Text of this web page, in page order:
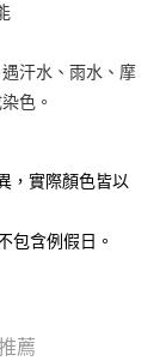
行
行
汗水、雨水、摩
色。
，實際顏色皆以
包含例假日。
薦